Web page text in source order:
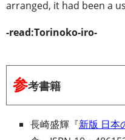
arranged, it had been a
-read:Torinoko-iro-
参考書籍
長崎盛輝『新版 日本